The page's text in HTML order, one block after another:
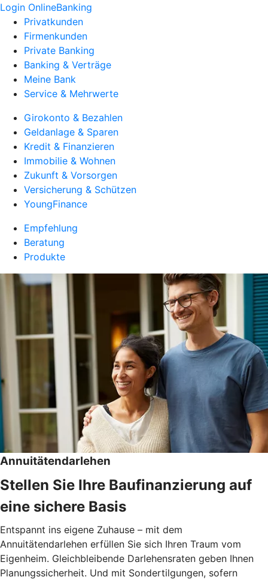
Login OnlineBanking
Privatkunden
Firmenkunden
Private Banking
Banking & Verträge
Meine Bank
Service & Mehrwerte
Girokonto & Bezahlen
Geldanlage & Sparen
Kredit & Finanzieren
Immobilie & Wohnen
Zukunft & Vorsorgen
Versicherung & Schützen
YoungFinance
Empfehlung
Beratung
Produkte
Annuitätendarlehen
Stellen Sie Ihre Baufinanzierung auf
eine sichere Basis
Entspannt ins eigene Zuhause – mit dem
Annuitätendarlehen erfüllen Sie sich Ihren Traum vom
Eigenheim. Gleichbleibende Darlehensraten geben Ihnen
Planungssicherheit. Und mit Sondertilgungen, sofern